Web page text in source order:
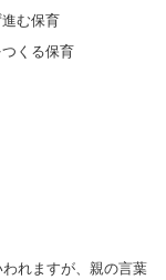
む保育
る保育
れますが、親の言葉